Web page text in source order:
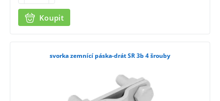
Koupit
svorka zemnící páska-drát SR 3b 4 šrouby